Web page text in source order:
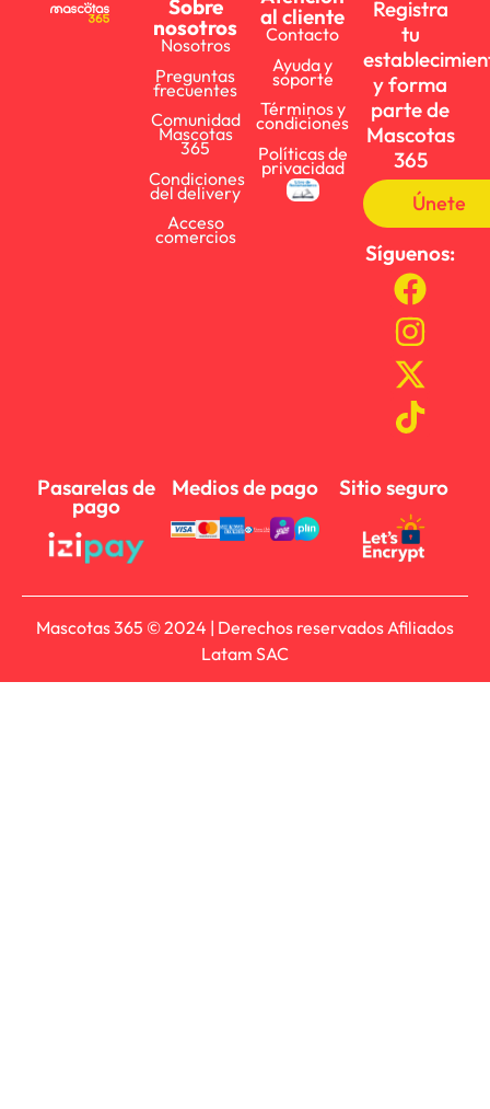
Sobre
nosotros
Nosotros
Preguntas
frecuentes
Comunidad
Mascotas
365
Condiciones
del delivery
Acceso
comercios
al cliente
Contacto
Ayuda y
soporte
Términos y
condiciones
Políticas de
privacidad
Registra
tu
y forma
parte de
Mascotas
365
Únete
Síguenos:
Pasarelas de
pago
Medios de pago Sitio seguro
Mascotas 365 © 2024 | Derechos reservados Afiliados
Latam SAC